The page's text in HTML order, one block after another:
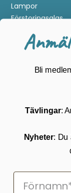
Lampor
Förstoringsglas
Guider
Köpvillkor
Cookies
Bli
Tävlingar:
Nyheter: Du